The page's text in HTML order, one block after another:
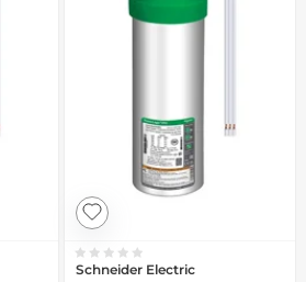
Schneider Electric